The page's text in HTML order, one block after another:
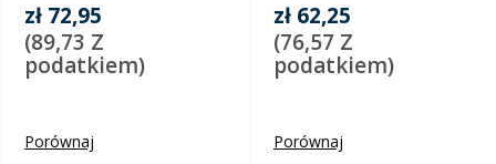
zł 72,95
(89,73 Z
podatkiem)
Porównaj
zł 62,25
(76,57 Z
podatkiem)
Porównaj